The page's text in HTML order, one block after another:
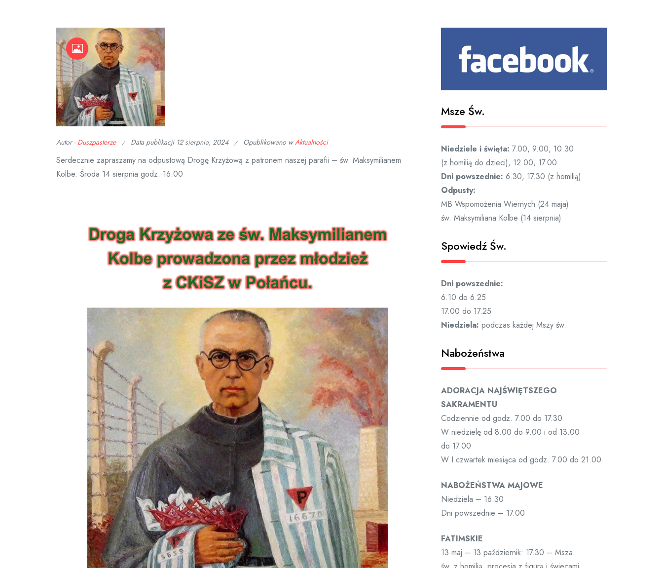
Autor - Duszpasterze Data publikacji 12 sierpnia, 2024 Opublikowano wAktualności
Serdecznie zapraszamy na odpustową Drogę Krzyżową z patronem naszej parafii – św. Maksymilianem
Kolbe. Środa 14 sierpnia godz. 16:00
Msze Św.
Niedziele i święta: 7.00, 9.00, 10.30
(z homilią do dzieci), 12.00, 17.00
Dni powszednie: 6.30, 17.30 (z homilią)
Odpusty:
MB Wspomożenia Wiernych (24 maja)
św. Maksymiliana Kolbe (14 sierpnia)
Spowiedź Św.
Dni powszednie:
6.10 do 6.25
17.00 do 17.25
Niedziela: podczas każdej Mszy św.
Nabożeństwa
ADORACJA NAJŚWIĘTSZEGO
SAKRAMENTU
Codziennie od godz. 7.00 do 17.30
W niedzielę od 8.00 do 9.00 i od 13.00
do 17.00
W I czwartek miesiąca od godz. 7.00 do 21.00
NABOŻEŃSTWA MAJOWE
Niedziela – 16.30
Dni powszednie – 17.00
FATIMSKIE
13 maj – 13 październik: 17.30 – Msza